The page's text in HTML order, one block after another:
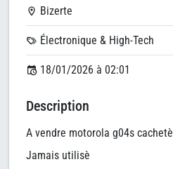
Bizerte
Électronique & High-Tech
18/01/2026 à 02:01
Description
A vendre motorola g04s cachetè
Jamais utilisè